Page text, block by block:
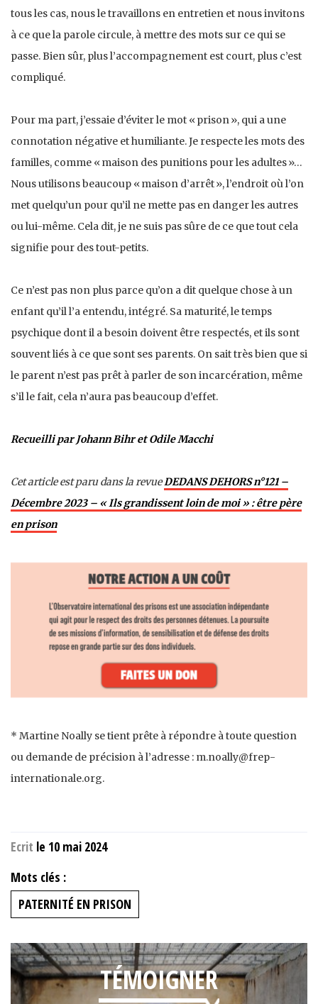
tous les cas, nous le travaillons en entretien et nous invitons
à ce que la parole circule, à mettre des mots sur ce qui se
passe. Bien sûr, plus l’accompagnement est court, plus c’est
compliqué.
Pour ma part, j’essaie d’éviter le mot « prison », qui a une
connotation négative et humiliante. Je respecte les mots des
familles, comme « maison des punitions pour les adultes »…
Nous utilisons beaucoup « maison d’arrêt », l’endroit où l’on
met quelqu’un pour qu’il ne mette pas en danger les autres
ou lui-même. Cela dit, je ne suis pas sûre de ce que tout cela
signifie pour des tout-petits.
Ce n’est pas non plus parce qu’on a dit quelque chose à un
enfant qu’il l’a entendu, intégré. Sa maturité, le temps
psychique dont il a besoin doivent être respectés, et ils sont
souvent liés à ce que sont ses parents. On sait très bien que si
le parent n’est pas prêt à parler de son incarcération, même
s’il le fait, cela n’aura pas beaucoup d’effet.
Recueilli par Johann Bihr et Odile Macchi
Cet article est paru dans la revueDEDANS DEHORS n°121 –
Décembre 2023 – « Ils grandissent loin de moi » : être père
en prison
* Martine Noally se tient prête à répondre à toute question
ou demande de précision à l’adresse : m.noally@frep-
internationale.org.
Ecrit le 10 mai 2024
Mots clés :
PATERNITÉ EN PRISON
TÉMOIGNER